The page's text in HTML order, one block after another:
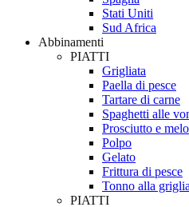
Stati Uniti
Sud Africa
Abbinamenti
PIATTI
Grigliata
Paella di pesce
Tartare di carne
Spaghetti alle
Prosciutto e
Polpo
Gelato
Frittura di pesce
Tonno alla griglia
PIATTI